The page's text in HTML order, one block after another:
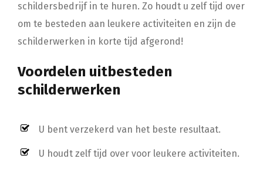
schildersbedrijf in te huren. Zo houdt u zelf tijd over
om te besteden aan leukere activiteiten en zijn de
schilderwerken in korte tijd afgerond!
Voordelen uitbesteden
schilderwerken
U bent verzekerd van het beste resultaat.
U houdt zelf tijd over voor leukere activiteiten.